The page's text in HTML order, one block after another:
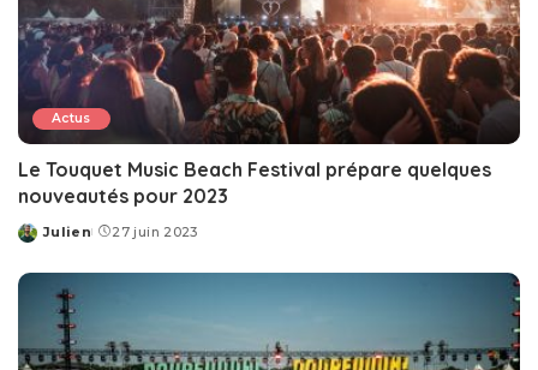
Actus
Le Touquet Music Beach Festival prépare quelques
nouveautés pour 2023
Posted
Julien 27 juin 2023